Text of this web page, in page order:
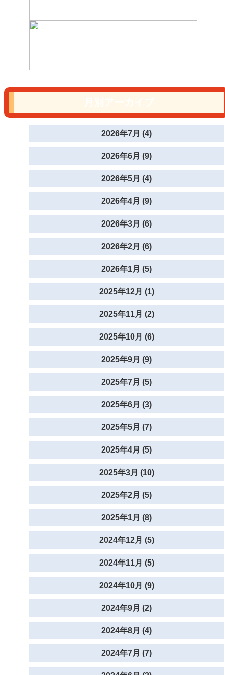
2026年7月 (4)
2026年6月 (9)
2026年5月 (4)
2026年4月 (9)
2026年3月 (6)
2026年2月 (6)
2026年1月 (5)
2025年12月 (1)
2025年11月 (2)
2025年10月 (6)
2025年9月 (9)
2025年7月 (5)
2025年6月 (3)
2025年5月 (7)
2025年4月 (5)
2025年3月 (10)
2025年2月 (5)
2025年1月 (8)
2024年12月 (5)
2024年11月 (5)
2024年10月 (9)
2024年9月 (2)
2024年8月 (4)
2024年7月 (7)